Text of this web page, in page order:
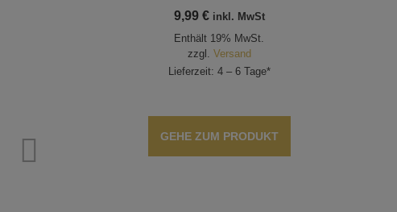
3
9,99 € inkl. MwSt
Enthält 19% MwSt.
zzgl. Versand
Lieferzeit: 4 – 6 Tage*
GEHE ZUM PRODUKT